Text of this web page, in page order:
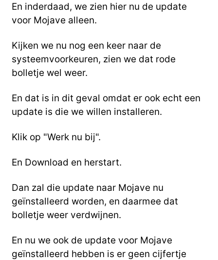
En inderdaad, we zien hier nu de update
voor Mojave alleen.
Kijken we nu nog een keer naar de
systeemvoorkeuren, zien we dat rode
bolletje wel weer.
En dat is in dit geval omdat er ook echt een
update is die we willen installeren.
Klik op "Werk nu bij".
En Download en herstart.
Dan zal die update naar Mojave nu
geïnstalleerd worden, en daarmee dat
bolletje weer verdwijnen.
En nu we ook de update voor Mojave
geïnstalleerd hebben is er geen cijfertje